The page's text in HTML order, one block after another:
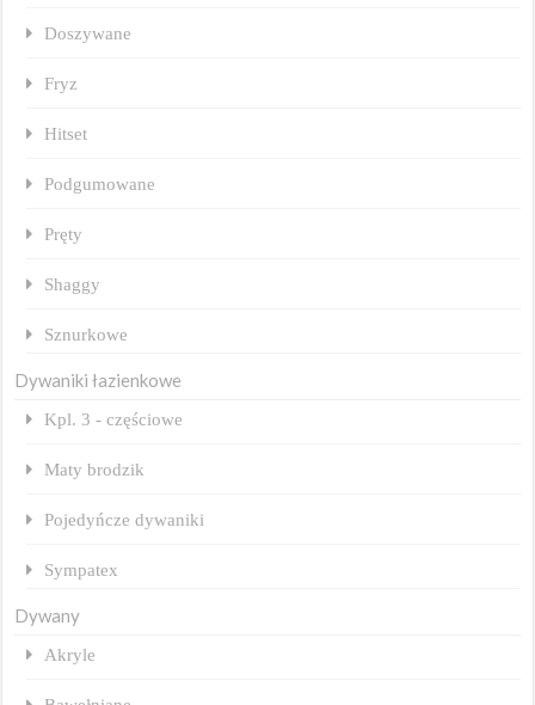
Doszywane
Fryz
Hitset
Podgumowane
Pręty
Shaggy
Sznurkowe
Dywaniki łazienkowe
Kpl. 3 - częściowe
Maty brodzik
Pojedyńcze dywaniki
Sympatex
Dywany
Akryle